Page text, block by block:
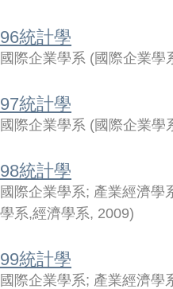
96統計學
國際企業學系 (國際企業學
97統計學
國際企業學系 (國際企業學
98統計學
國際企業學系; 產業經濟學
學系,經濟學系, 2009)
99統計學
國際企業學系; 產業經濟學